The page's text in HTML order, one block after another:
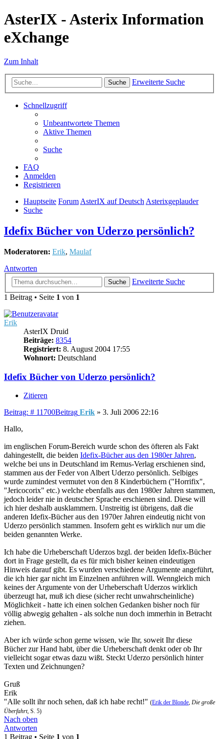
AsterIX - Asterix Information
eXchange
Zum Inhalt
Suche Erweiterte Suche
Schnellzugriff
Unbeantwortete Themen
Aktive Themen
Suche
FAQ
Anmelden
Registrieren
Hauptseite ForumAsterIX auf DeutschAsterixgeplauder
Suche
Idefix Bücher von Uderzo persönlich?
Moderatoren: Erik, Maulaf
Antworten
Suche
Erweiterte Suche
1 Beitrag • Seite 1 von 1
Erik
AsterIX Druid
Beiträge: 8354
Registriert: 8. August 2004 17:55
Wohnort: Deutschland
Idefix Bücher von Uderzo persönlich?
Zitieren
Beitrag: # 11700Beitrag Erik » 3. Juli 2006 22:16
Hallo,
im englischen Forum-Bereich wurde schon des öfteren als Fakt
dahingestellt, die beiden Idefix-Bücher aus den 1980er Jahren,
welche bei uns in Deutschland im Remus-Verlag erschienen sind,
stammen aus der Feder von Albert Uderzo persönlich. Selbiges
wurde zumindest vermutet von den 8 Kinderbüchern ("Horrifix",
"Jericocorix" etc.) welche ebenfalls aus den 1980er Jahren stammen,
jedoch leider nie in deutscher Sprache erschienen sind. Diese will
ich hier deshalb ausklammern. Unstreitig ist übrigens, daß die
anderen Idefix-Bücher aus den 1970er Jahren eindeutig nicht von
Uderzo persönlich stammen. Insofern geht es wirklich nur um die
beiden genannten Werke.
Ich habe die Urheberschaft Uderzos bzgl. der beiden Idefix-Bücher
dort in Frage gestellt, da es für mich bisher keinen eindeutigen
Hinweis darauf gibt. Es wurden verschiedene Argumente angeführt,
die ich hier gar nicht im Einzelnen anführen will. Wenngleich mich
keines der Argumente von der Urheberschaft Uderzos wirklich
überzeugt hat, muß ich diese (sicher recht unwahrscheinliche)
Möglichkeit - hatte ich einen solchen Gedanken bisher noch für
völlig abwegig gehalten - als solche nun doch immerhin in Betracht
ziehen.
Aber ich würde schon gerne wissen, wie Ihr, soweit Ihr diese
Bücher zur Hand habt, über die Urheberschaft denkt oder ob Ihr
vielleicht sogar etwas dazu wißt. Steckt Uderzo persönlich hinter
Texten und Zeichnungen?
Gruß
Erik
"Alle sollt ihr noch sehen, daß ich habe recht!" (Erik der Blonde, Die große
Überfahrt, S. 5)
Nach oben
Antworten
1 Beitrag • Seite 1 von 1